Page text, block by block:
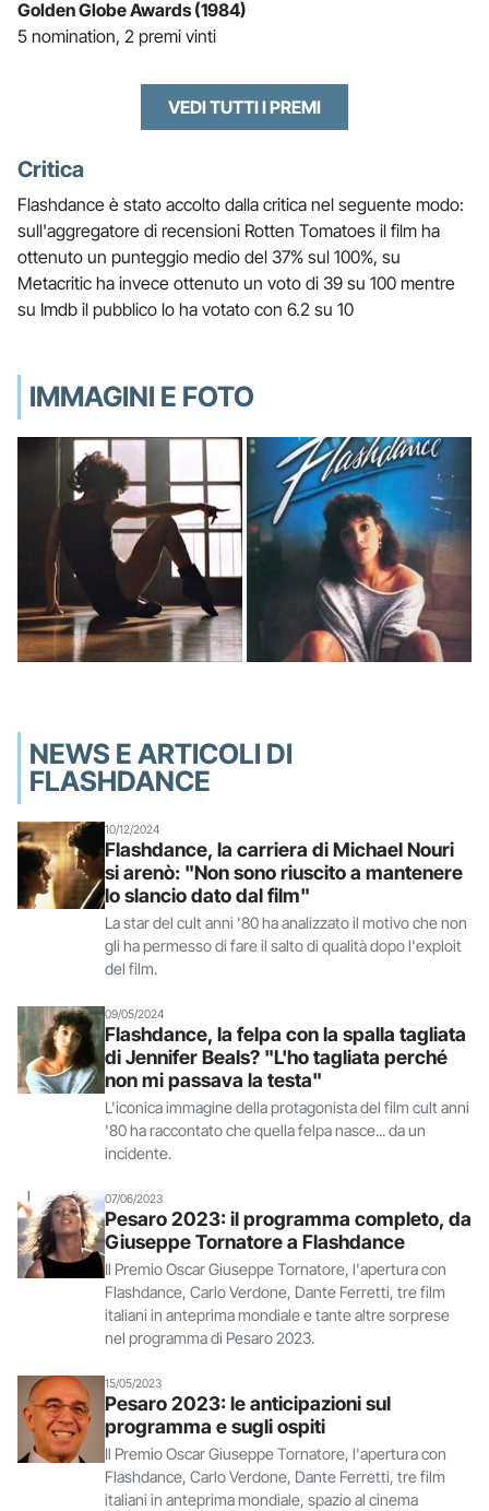
Golden Globe Awards (1984)
5 nomination, 2 premi vinti
VEDI TUTTI I PREMI
Critica
Flashdance è stato accolto dalla critica nel seguente modo:
sull'aggregatore di recensioni Rotten Tomatoes il film ha
ottenuto un punteggio medio del 37% sul 100%, su
Metacritic ha invece ottenuto un voto di 39 su 100 mentre
su Imdb il pubblico lo ha votato con 6.2 su 10
IMMAGINI E FOTO
NEWS E ARTICOLI DI
FLASHDANCE
10/12/2024
Flashdance, la carriera di Michael Nouri
si arenò: "Non sono riuscito a mantenere
lo slancio dato dal film"
La star del cult anni '80 ha analizzato il motivo che non
gli ha permesso di fare il salto di qualità dopo l'exploit
del film.
09/05/2024
Flashdance, la felpa con la spalla tagliata
di Jennifer Beals? "L'ho tagliata perché
non mi passava la testa"
L'iconica immagine della protagonista del film cult anni
'80 ha raccontato che quella felpa nasce... da un
incidente.
07/06/2023
Pesaro 2023: il programma completo, da
Giuseppe Tornatore a Flashdance
Il Premio Oscar Giuseppe Tornatore, l'apertura con
Flashdance, Carlo Verdone, Dante Ferretti, tre film
italiani in anteprima mondiale e tante altre sorprese
nel programma di Pesaro 2023.
15/05/2023
Pesaro 2023: le anticipazioni sul
programma e sugli ospiti
Il Premio Oscar Giuseppe Tornatore, l'apertura con
Flashdance, Carlo Verdone, Dante Ferretti, tre film
italiani in anteprima mondiale, spazio al cinema